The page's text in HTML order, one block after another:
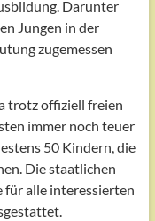
Darunter
Jungen in der
zugemessen
trotz offiziell freien
immer noch teuer
50 Kindern, die
Die staatlichen
für alle interessierten